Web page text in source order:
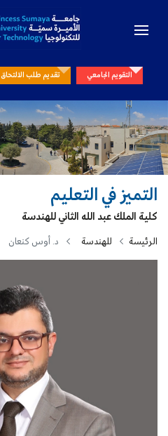
التقويم الجامعي تقديم طلب الالتحاق
التميز في التعليم
كلية الملك عبد الله الثاني للهندسة
الرئيسة للهندسة د. أوس كنعان